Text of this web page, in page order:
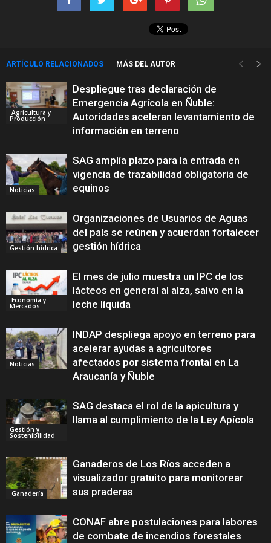
ARTÍCULO RELACIONADOS MÁS DEL AUTOR
Agricultura y
Producción
Despliegue tras declaración de
Emergencia Agrícola en Ñuble:
Autoridades aceleran levantamiento de
información en terreno
Noticias
SAG amplía plazo para la entrada en
vigencia de trazabilidad obligatoria de
equinos
Gestión hídrica
Organizaciones de Usuarios de Aguas
del país se reúnen y acuerdan fortalecer
gestión hídrica
Economía y
Mercados
El mes de julio muestra un IPC de los
lácteos en general al alza, salvo en la
leche líquida
Noticias
INDAP despliega apoyo en terreno para
acelerar ayudas a agricultores
afectados por sistema frontal en La
Araucanía y Ñuble
Gestión y
Sostenibilidad
SAG destaca el rol de la apicultura y
llama al cumplimiento de la Ley Apícola
Ganadería
Ganaderos de Los Ríos acceden a
visualizador gratuito para monitorear
sus praderas
CONAF abre postulaciones para labores
de combate de incendios forestales